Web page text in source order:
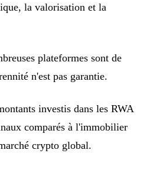
la valorisation et la
plateformes sont de
n'est pas garantie.
investis dans les RWA
comparés à l'immobilier
crypto global.